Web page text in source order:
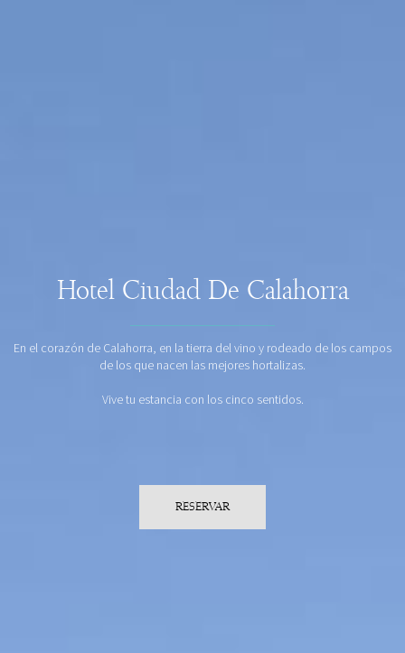
Hotel Ciudad De Calahorra
En el corazón de Calahorra, en la tierra del vino y rodeado de los campos
de los que nacen las mejores hortalizas.
Vive tu estancia con los cinco sentidos.
RESERVAR